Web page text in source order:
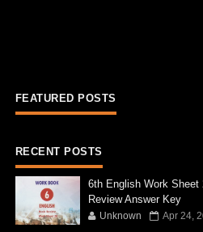
FEATURED POSTS
RECENT POSTS
6th English Work Sheet
Review Answer Key
Unknown Apr 24,